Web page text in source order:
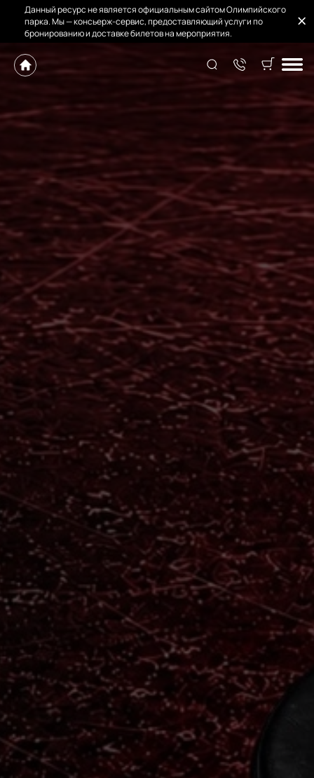
Данный ресурс не является официальным сайтом Олимпийского
парка. Мы — консьерж-сервис, предоставляющий услуги по
бронированию и доставке билетов на мероприятия.